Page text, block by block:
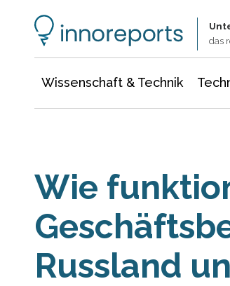
das
Wissenschaft & Technik
Wie
Russland